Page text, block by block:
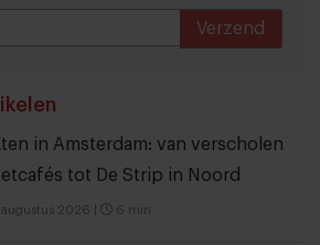
Verzend
in Amsterdam: van verscholen
tot De Strip in Noord
augustus 2026 6 min